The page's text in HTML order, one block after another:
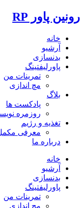
رونین پاور RP
خانه
آرشیو
بدنسازی
پاورلیفتینگ
تمرینات من
مچ اندازی
بلاگ
پادکست ها
روزمره
تغذیه و رژیم
معرفی
درباره ما
خانه
آرشیو
بدنسازی
پاورلیفتینگ
تمرینات من
مچ اندازی